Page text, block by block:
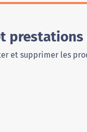
prestations
et supprimer les